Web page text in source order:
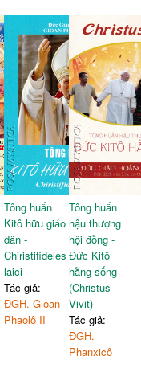
Tông huấn
Kitô hữu giáo
dân -
Chiristifideles
laici
Tác giả:
ĐGH. Gioan
Phaolô II
Tông huấn
hậu thượng
hội đồng -
Đức Kitô
hằng sống
(Christus
Vivit)
Tác giả:
ĐGH.
Phanxicô